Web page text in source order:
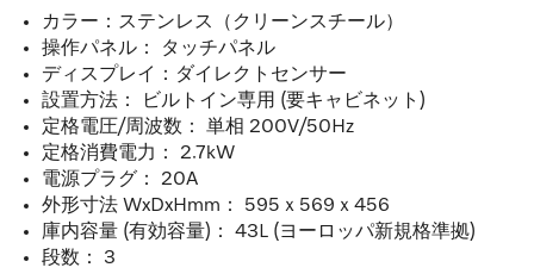
カラー：ステンレス（クリーンスチール）
操作パネル： タッチパネル
ディスプレイ：ダイレクトセンサー
設置方法： ビルトイン専用 (要キャビネット)
定格電圧/周波数： 単相 200V/50Hz
定格消費電力： 2.7kW
電源プラグ： 20A
外形寸法 WxDxHmm： 595ｘ569ｘ456
庫内容量 (有効容量)： 43L (ヨーロッパ新規格準拠)
段数： 3